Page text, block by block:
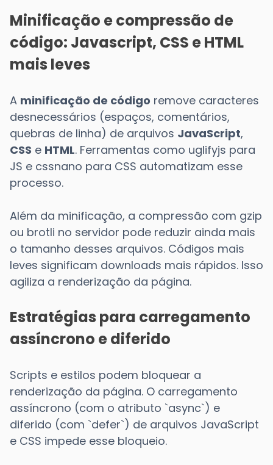
Minificação e compressão de
código: Javascript, CSS e HTML
mais leves
A minificação de código remove caracteres
desnecessários (espaços, comentários,
quebras de linha) de arquivos JavaScript,
CSS e HTML. Ferramentas como uglifyjs para
JS e cssnano para CSS automatizam esse
processo.
Além da minificação, a compressão com gzip
ou brotli no servidor pode reduzir ainda mais
o tamanho desses arquivos. Códigos mais
leves significam downloads mais rápidos. Isso
agiliza a renderização da página.
Estratégias para carregamento
assíncrono e diferido
Scripts e estilos podem bloquear a
renderização da página. O carregamento
assíncrono (com o atributo `async`) e
diferido (com `defer`) de arquivos JavaScript
e CSS impede esse bloqueio.